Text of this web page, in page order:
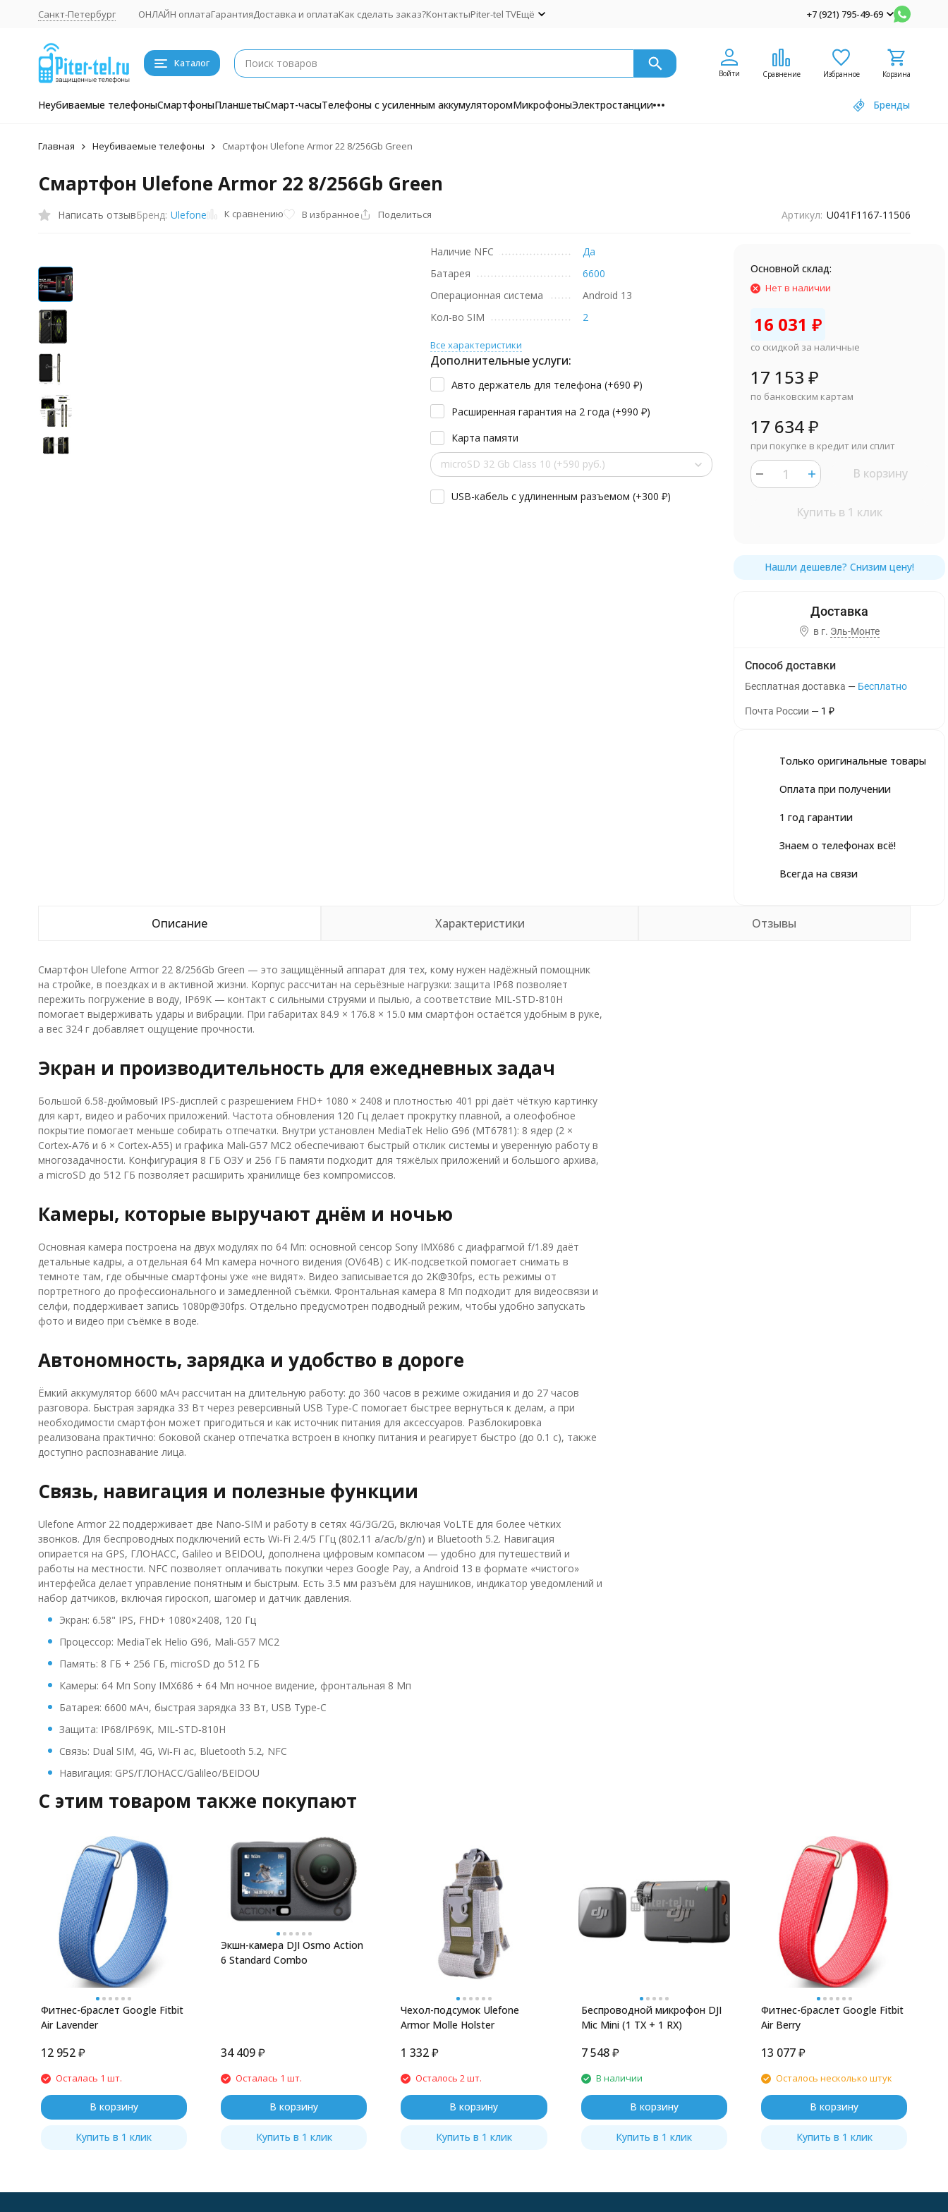
Санкт-Петербург ОНЛАЙН оплатаГарантияДоставка и оплатаКак сделать заказ?КонтактыPiter-tel TVЕщё +7 (921) 795-49-69
Каталог
Войти Сравнение Избранное Корзина
Неубиваемые телефоныСмартфоныПланшетыСмарт-часыТелефоны с усиленным аккумуляторомМикрофоныЭлектростанции Бренды
Главная Неубиваемые телефоны Смартфон Ulefone Armor 22 8/256Gb Green
Смартфон Ulefone Armor 22 8/256Gb Green
Написать отзывБренд: Ulefone К сравнению В избранное Поделиться Артикул: U041F1167-11506
Наличие NFC
Да
Батарея
6600
Операционная система
Android 13
Кол-во SIM
2
Все характеристики
Дополнительные услуги:
Авто держатель для телефона (+690₽)
Расширенная гарантия на 2 года (+990₽)
Карта памяти
microSD 32 Gb Class 10 (+590 руб.)
USB-кабель с удлиненным разъемом (+300₽)
Основной склад:
Нет в наличии
16 031₽
со скидкой за наличные
17 153₽
по банковским картам
17 634₽
при покупке в кредит или сплит
В корзину
Купить в 1 клик
в г. Эль-Монте
Способ доставки
Бесплатная доставка Бесплатно
Почта России 1₽
Только оригинальные товары
Оплата при получении
1 год гарантии
Знаем о телефонах всё!
Всегда на связи
Описание Характеристики Отзывы
Смартфон Ulefone Armor 22 8/256Gb Green — это защищённый аппарат для тех, кому нужен надёжный помощник
на стройке, в поездках и в активной жизни. Корпус рассчитан на серьёзные нагрузки: защита IP68 позволяет
пережить погружение в воду, IP69K — контакт с сильными струями и пылью, а соответствие MIL-STD-810H
помогает выдерживать удары и вибрации. При габаритах 84.9 × 176.8 × 15.0 мм смартфон остаётся удобным в руке,
а вес 324 г добавляет ощущение прочности.
Экран и производительность для ежедневных задач
Большой 6.58-дюймовый IPS-дисплей с разрешением FHD+ 1080 × 2408 и плотностью 401 ppi даёт чёткую картинку
для карт, видео и рабочих приложений. Частота обновления 120 Гц делает прокрутку плавной, а олеофобное
покрытие помогает меньше собирать отпечатки. Внутри установлен MediaTek Helio G96 (MT6781): 8 ядер (2 ×
Cortex‑A76 и 6 × Cortex‑A55) и графика Mali‑G57 MC2 обеспечивают быстрый отклик системы и уверенную работу в
многозадачности. Конфигурация 8 ГБ ОЗУ и 256 ГБ памяти подходит для тяжёлых приложений и большого архива,
а microSD до 512 ГБ позволяет расширить хранилище без компромиссов.
Камеры, которые выручают днём и ночью
Основная камера построена на двух модулях по 64 Мп: основной сенсор Sony IMX686 с диафрагмой f/1.89 даёт
детальные кадры, а отдельная 64 Мп камера ночного видения (OV64B) с ИК-подсветкой помогает снимать в
темноте там, где обычные смартфоны уже «не видят». Видео записывается до 2K@30fps, есть режимы от
портретного до профессионального и замедленной съёмки. Фронтальная камера 8 Мп подходит для видеосвязи и
селфи, поддерживает запись 1080p@30fps. Отдельно предусмотрен подводный режим, чтобы удобно запускать
фото и видео при съёмке в воде.
Автономность, зарядка и удобство в дороге
Ёмкий аккумулятор 6600 мАч рассчитан на длительную работу: до 360 часов в режиме ожидания и до 27 часов
разговора. Быстрая зарядка 33 Вт через реверсивный USB Type‑C помогает быстрее вернуться к делам, а при
необходимости смартфон может пригодиться и как источник питания для аксессуаров. Разблокировка
реализована практично: боковой сканер отпечатка встроен в кнопку питания и реагирует быстро (до 0.1 с), также
доступно распознавание лица.
Связь, навигация и полезные функции
Ulefone Armor 22 поддерживает две Nano‑SIM и работу в сетях 4G/3G/2G, включая VoLTE для более чётких
звонков. Для беспроводных подключений есть Wi‑Fi 2.4/5 ГГц (802.11 a/ac/b/g/n) и Bluetooth 5.2. Навигация
опирается на GPS, ГЛОНАСС, Galileo и BEIDOU, дополнена цифровым компасом — удобно для путешествий и
работы на местности. NFC позволяет оплачивать покупки через Google Pay, а Android 13 в формате «чистого»
интерфейса делает управление понятным и быстрым. Есть 3.5 мм разъём для наушников, индикатор уведомлений и
набор датчиков, включая гироскоп, шагомер и датчик давления.
Экран: 6.58" IPS, FHD+ 1080×2408, 120 Гц
Процессор: MediaTek Helio G96, Mali‑G57 MC2
Память: 8 ГБ + 256 ГБ, microSD до 512 ГБ
Камеры: 64 Мп Sony IMX686 + 64 Мп ночное видение, фронтальная 8 Мп
Батарея: 6600 мАч, быстрая зарядка 33 Вт, USB Type‑C
Защита: IP68/IP69K, MIL‑STD‑810H
Связь: Dual SIM, 4G, Wi‑Fi ac, Bluetooth 5.2, NFC
Навигация: GPS/ГЛОНАСС/Galileo/BEIDOU
C этим товаром также покупают
Фитнес-браслет Google Fitbit
Air Lavender
12 952 ₽
Осталась 1 шт.
В корзину
Купить в 1 клик
Экшн-камера DJI Osmo Action
6 Standard Combo
34 409₽
Осталась 1 шт.
В корзину
Купить в 1 клик
Чехол-подсумок Ulefone
Armor Molle Holster
1 332₽
Осталось 2 шт.
В корзину
Купить в 1 клик
Беспроводной микрофон DJI
Mic Mini (1 TX + 1 RX)
7 548₽
В наличии
В корзину
Купить в 1 клик
Фитнес-браслет Google Fitbit
Air Berry
13 077₽
Осталось несколько штук
В корзину
Купить в 1 клик